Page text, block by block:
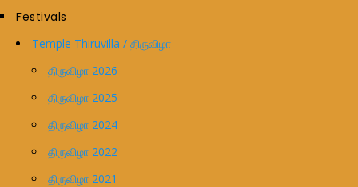
Festivals
Temple Thiruvilla / திருவிழா
திருவிழா 2026
திருவிழா 2025
திருவிழா 2024
திருவிழா 2022
திருவிழா 2021